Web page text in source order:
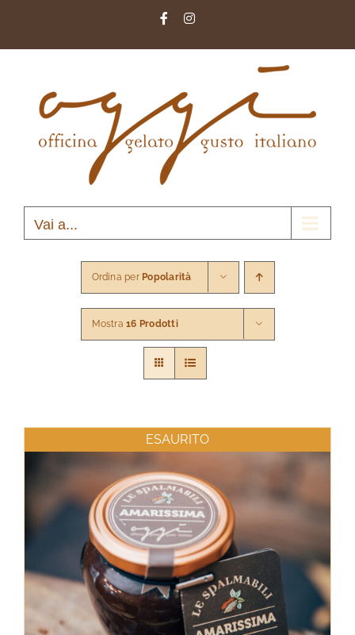
contenuto
FacebookInstagram
Vai a...
Ordina per Popolarità
Mostra16 Prodotti
ESAURITO